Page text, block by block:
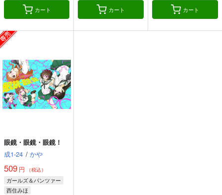
カート カート カート
眼鏡・眼鏡・眼鏡！
成1-24 / かや
509 円 （税込）
ガールズ＆パンツァー
西住みほ